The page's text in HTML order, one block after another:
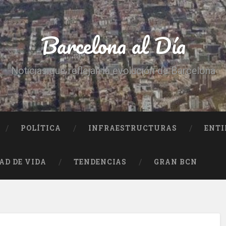
Barcelona al Día
Noticias que reflejan la evolución de Barcelona
POLÍTICA INFRAESTRUCTURAS
DE VIDA TENDENCIAS GRAN BCN